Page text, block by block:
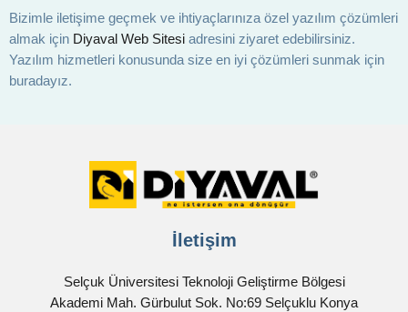
Bizimle iletişime geçmek ve ihtiyaçlarınıza özel yazılım çözümleri
almak için Diyaval Web Sitesi adresini ziyaret edebilirsiniz.
Yazılım hizmetleri konusunda size en iyi çözümleri sunmak için
buradayız.
İletişim
Selçuk Üniversitesi Teknoloji Geliştirme Bölgesi
Akademi Mah. Gürbulut Sok. No:69 Selçuklu Konya